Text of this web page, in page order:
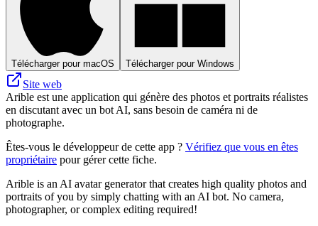
Télécharger pour macOS Télécharger pour Windows
Site web
Arible est une application qui génère des photos et portraits réalistes
en discutant avec un bot AI, sans besoin de caméra ni de
photographe.
Êtes-vous le développeur de cette app ? Vérifiez que vous en êtes
propriétaire pour gérer cette fiche.
Arible is an AI avatar generator that creates high quality photos and
portraits of you by simply chatting with an AI bot. No camera,
photographer, or complex editing required!